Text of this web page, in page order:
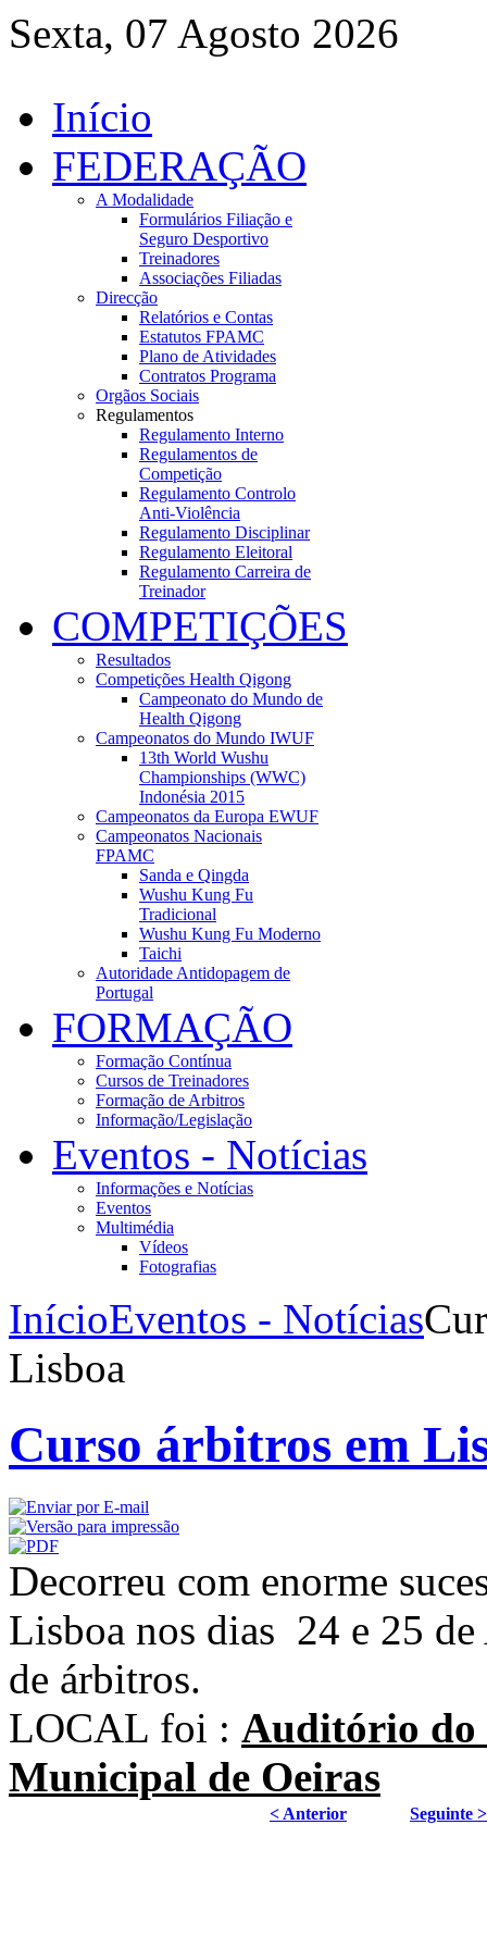
Sexta, 07 Agosto 2026
Início
FEDERAÇÃO
A Modalidade
Formulários Filiação e
Seguro Desportivo
Treinadores
Associações Filiadas
Direcção
Relatórios e Contas
Estatutos FPAMC
Plano de Atividades
Contratos Programa
Orgãos Sociais
Regulamentos
Regulamento Interno
Regulamentos de
Competição
Regulamento Controlo
Anti-Violência
Regulamento Disciplinar
Regulamento Eleitoral
Regulamento Carreira de
Treinador
COMPETIÇÕES
Resultados
Competições Health Qigong
Campeonato do Mundo de
Health Qigong
Campeonatos do Mundo IWUF
13th World Wushu
Championships (WWC)
Indonésia 2015
Campeonatos da Europa EWUF
Campeonatos Nacionais
FPAMC
Sanda e Qingda
Wushu Kung Fu
Tradicional
Wushu Kung Fu Moderno
Taichi
Autoridade Antidopagem de
Portugal
FORMAÇÃO
Formação Contínua
Cursos de Treinadores
Formação de Arbitros
Informação/Legislação
Eventos - Notícias
Informações e Notícias
Eventos
Multimédia
Vídeos
Fotografias
InícioEventos - Notícias
Lisboa
Curso árbitros em
Decorreu com enorme
Lisboa nos dias 24 e 25
de árbitros.
LOCAL foi : Auditório do
Municipal de Oeiras
< Anterior Seguinte >